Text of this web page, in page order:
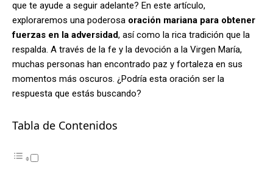
que te ayude a seguir adelante? En este artículo,
exploraremos una poderosa oración mariana para obtener
fuerzas en la adversidad, así como la rica tradición que la
respalda. A través de la fe y la devoción a la Virgen María,
muchas personas han encontrado paz y fortaleza en sus
momentos más oscuros. ¿Podría esta oración ser la
respuesta que estás buscando?
Tabla de Contenidos